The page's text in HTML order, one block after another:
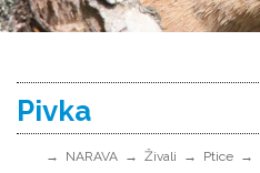
Pivka
NARAVA Živali Ptice